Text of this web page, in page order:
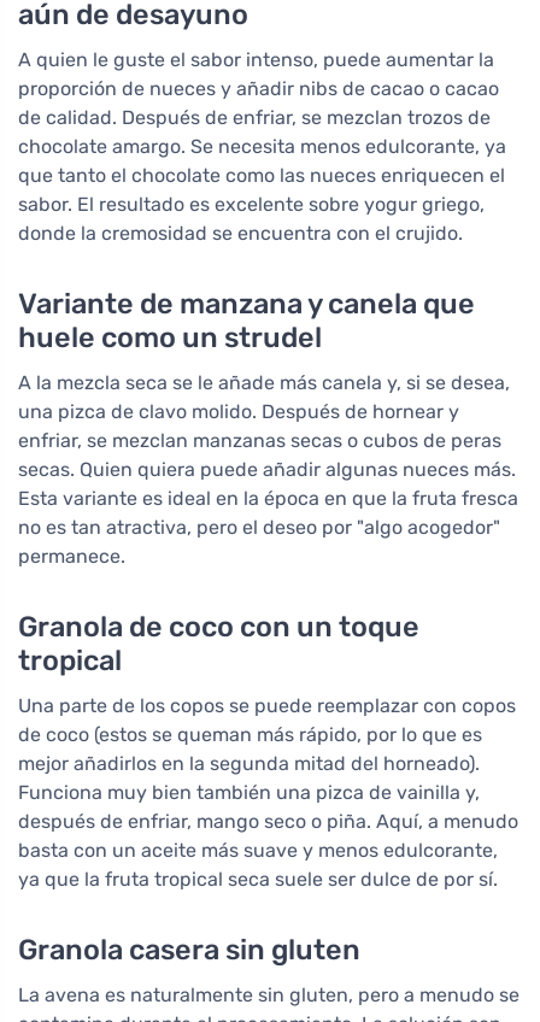
aún de desayuno
A quien le guste el sabor intenso, puede aumentar la
proporción de nueces y añadir nibs de cacao o cacao
de calidad. Después de enfriar, se mezclan trozos de
chocolate amargo. Se necesita menos edulcorante, ya
que tanto el chocolate como las nueces enriquecen el
sabor. El resultado es excelente sobre yogur griego,
donde la cremosidad se encuentra con el crujido.
Variante de manzana y canela que
huele como un strudel
A la mezcla seca se le añade más canela y, si se desea,
una pizca de clavo molido. Después de hornear y
enfriar, se mezclan manzanas secas o cubos de peras
secas. Quien quiera puede añadir algunas nueces más.
Esta variante es ideal en la época en que la fruta fresca
no es tan atractiva, pero el deseo por "algo acogedor"
permanece.
Granola de coco con un toque
tropical
Una parte de los copos se puede reemplazar con copos
de coco (estos se queman más rápido, por lo que es
mejor añadirlos en la segunda mitad del horneado).
Funciona muy bien también una pizca de vainilla y,
después de enfriar, mango seco o piña. Aquí, a menudo
basta con un aceite más suave y menos edulcorante,
ya que la fruta tropical seca suele ser dulce de por sí.
Granola casera sin gluten
La avena es naturalmente sin gluten, pero a menudo se